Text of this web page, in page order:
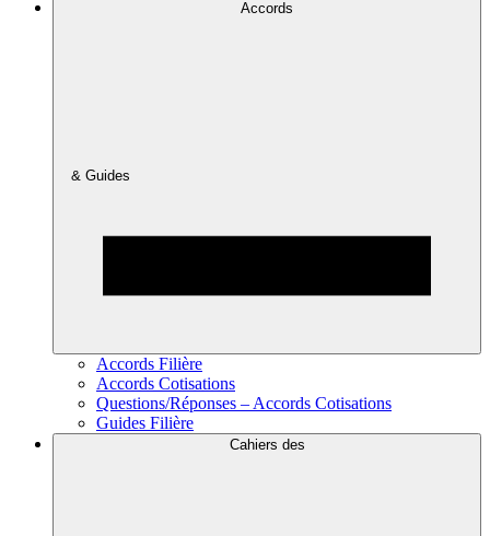
Accords
& Guides
Accords Filière
Accords Cotisations
Questions/Réponses – Accords Cotisations
Guides Filière
Cahiers des